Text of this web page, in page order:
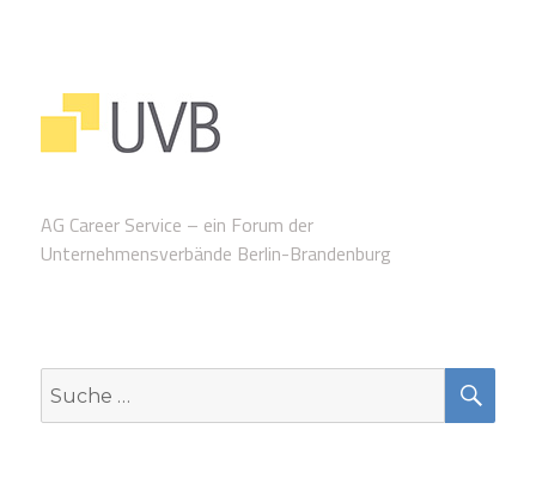
AG Career Service – ein Forum der
Unternehmensverbände Berlin-Brandenburg
Suche
nach: